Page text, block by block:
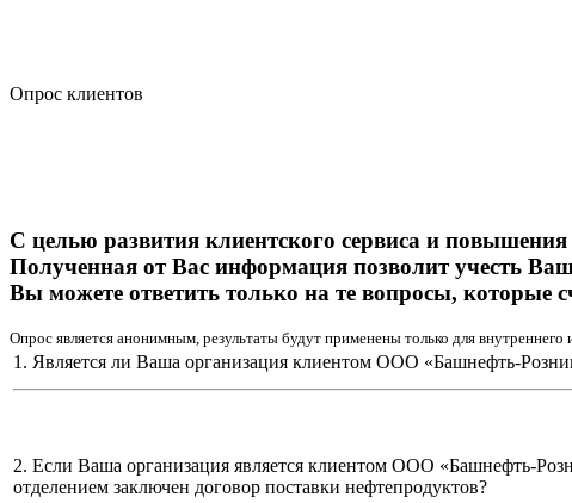
Опрос клиентов
С целью развития клиентского сервиса и
Полученная от Вас информация позволит учесть
Вы можете ответить только на те вопросы, которые
Опрос является анонимным, результаты будут применены только для внутреннего
1. Является ли Ваша организация клиентом ООО «Башнефть-
2. Если Ваша организация является клиентом ООО «Башнефть-
отделением заключен договор поставки нефтепродуктов?